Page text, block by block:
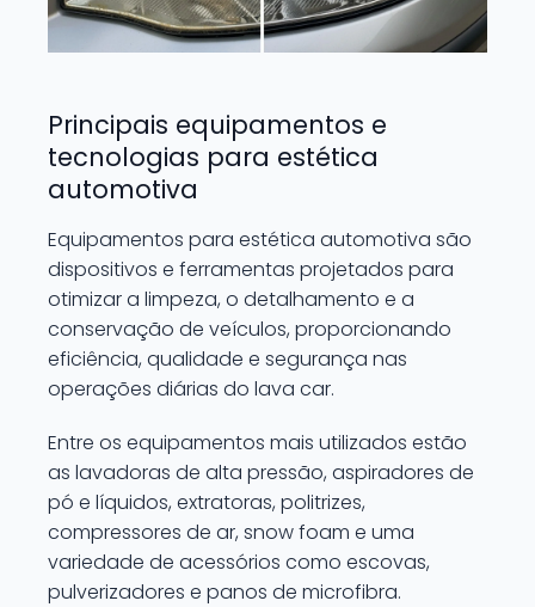
Principais equipamentos e
tecnologias para estética
automotiva
Equipamentos para estética automotiva são
dispositivos e ferramentas projetados para
otimizar a limpeza, o detalhamento e a
conservação de veículos, proporcionando
eficiência, qualidade e segurança nas
operações diárias do lava car.
Entre os equipamentos mais utilizados estão
as lavadoras de alta pressão, aspiradores de
pó e líquidos, extratoras, politrizes,
compressores de ar, snow foam e uma
variedade de acessórios como escovas,
pulverizadores e panos de microfibra.